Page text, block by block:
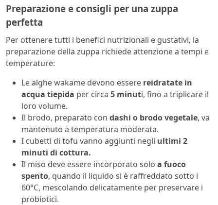
Preparazione e consigli per una zuppa
perfetta
Per ottenere tutti i benefici nutrizionali e gustativi, la
preparazione della zuppa richiede attenzione a tempi e
temperature:
Le alghe wakame devono essere reidratate in
acqua tiepida per circa 5 minuti, fino a triplicare il
loro volume.
Il brodo, preparato con dashi o brodo vegetale, va
mantenuto a temperatura moderata.
I cubetti di tofu vanno aggiunti negli ultimi 2
minuti di cottura.
Il miso deve essere incorporato solo a fuoco
spento, quando il liquido si è raffreddato sotto i
60°C, mescolando delicatamente per preservare i
probiotici.